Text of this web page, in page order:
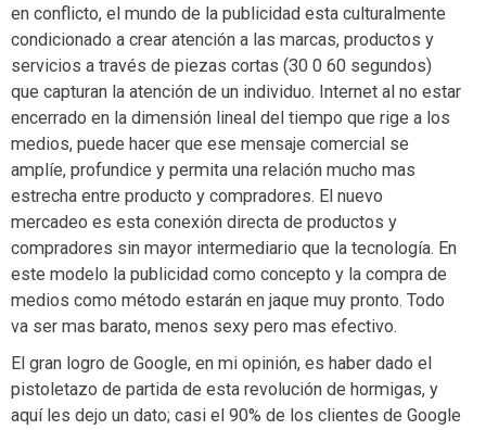
en conflicto, el mundo de la publicidad esta culturalmente
condicionado a crear atención a las marcas, productos y
servicios a través de piezas cortas (30 0 60 segundos)
que capturan la atención de un individuo. Internet al no estar
encerrado en la dimensión lineal del tiempo que rige a los
medios, puede hacer que ese mensaje comercial se
amplíe, profundice y permita una relación mucho mas
estrecha entre producto y compradores. El nuevo
mercadeo es esta conexión directa de productos y
compradores sin mayor intermediario que la tecnología. En
este modelo la publicidad como concepto y la compra de
medios como método estarán en jaque muy pronto. Todo
va ser mas barato, menos sexy pero mas efectivo.
El gran logro de Google, en mi opinión, es haber dado el
pistoletazo de partida de esta revolución de hormigas, y
aquí les dejo un dato; casi el 90% de los clientes de Google